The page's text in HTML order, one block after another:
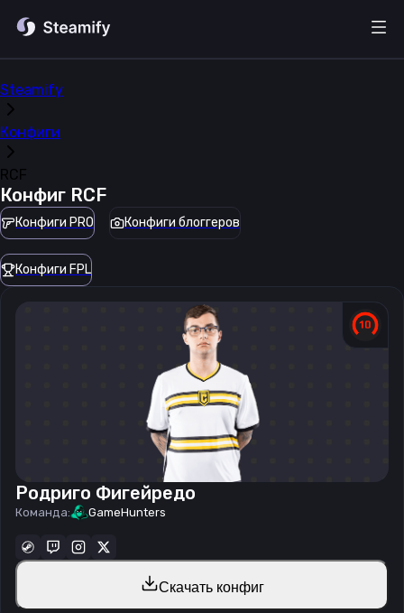
Steamify
Конфиги
RCF
Конфиг RCF
Конфиги PRO Конфиги блоггеров
Конфиги FPL
Родриго Фигейредо
Команда: GameHunters
Скачать конфиг